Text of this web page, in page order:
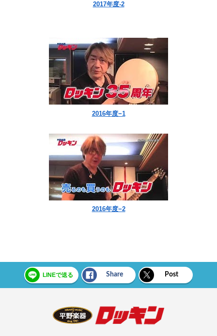
2017年度-2
2016年度−1
2016年度−2
LINEで送る Share Post